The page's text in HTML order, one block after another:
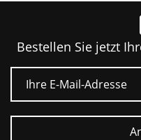
Bestellen Sie jetzt
E-Mail